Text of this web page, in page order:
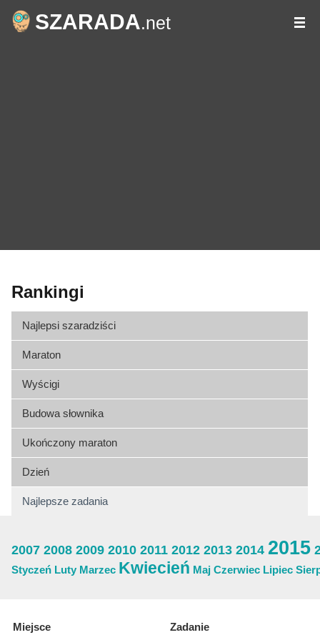
SZARADA.net
Rankingi
Najlepsi szaradziści
Maraton
Wyścigi
Budowa słownika
Ukończony maraton
Dzień
Najlepsze zadania
2007 2008 2009 2010 2011 2012 2013 2014 2015
Styczeń Luty Marzec Kwiecień Maj Czerwiec Lipiec
Miejsce Zadanie